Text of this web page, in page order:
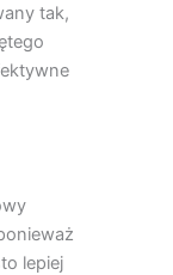
tak,
lepiej